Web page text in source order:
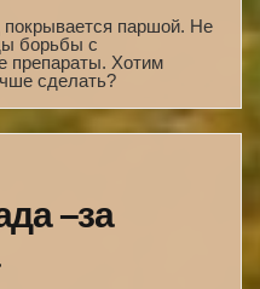
паршой. Не
борьбы с
препараты. Хотим
сделать?
–за